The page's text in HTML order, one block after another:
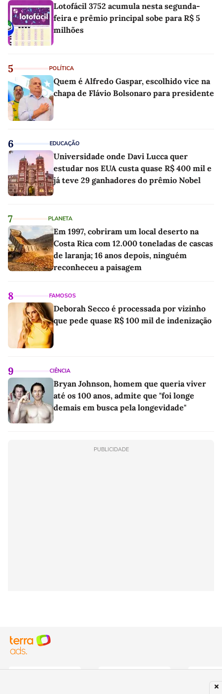
Lotofácil 3752 acumula nesta segunda-
feira e prêmio principal sobe para R$ 5
milhões
5 POLÍTICA
Quem é Alfredo Gaspar, escolhido vice na
chapa de Flávio Bolsonaro para presidente
6 EDUCAÇÃO
Universidade onde Davi Lucca quer
estudar nos EUA custa quase R$ 400 mil e
já teve 29 ganhadores do prêmio Nobel
7 PLANETA
Em 1997, cobriram um local deserto na
Costa Rica com 12.000 toneladas de cascas
de laranja; 16 anos depois, ninguém
reconheceu a paisagem
8 FAMOSOS
Deborah Secco é processada por vizinho
que pede quase R$ 100 mil de indenização
9 CIÊNCIA
Bryan Johnson, homem que queria viver
até os 100 anos, admite que "foi longe
demais em busca pela longevidade"
PUBLICIDADE